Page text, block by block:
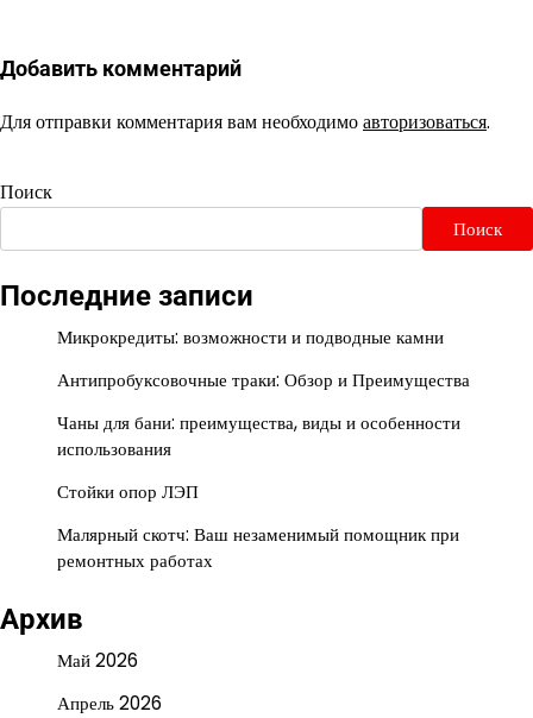
Добавить комментарий
Для отправки комментария вам необходимоавторизоваться.
Поиск
Поиск
Последние записи
Микрокредиты: возможности и подводные камни
Антипробуксовочные траки: Обзор и Преимущества
Чаны для бани: преимущества, виды и особенности
использования
Стойки опор ЛЭП
Малярный скотч: Ваш незаменимый помощник при
ремонтных работах
Архив
Май 2026
Апрель 2026